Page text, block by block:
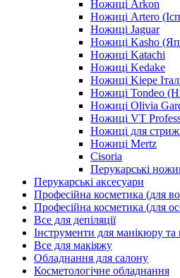
Ножиці Arkon
Ножиці Artero
Ножиці Jaguar
Ножиці Kasho
Ножиці Katachi
Ножиці Kedake
Ножиці Kiepe
Ножиці Tondeo
Ножиці Olivia
Ножиці VT
Ножиці для
Ножиці Mertz
Cisoria
Перукарські
Перукарські аксесуари
Професійна косметика (для
Професійна косметика (для
Все для депіляції
Інструменти для манікюру
Все для макіяжу
Обладнання для салону
Косметологічне обладнання